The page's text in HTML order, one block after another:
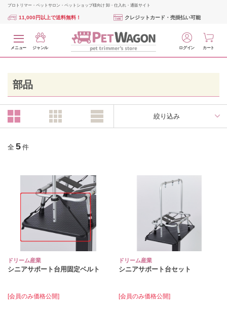
プロトリマー・ペットサロン・ペットショップ様向け 卸・仕入れ・通販サイト
11,000円以上で送料無料！ クレジットカード・売掛払い可能
メニュー ジャンル ログイン カート
部品
絞り込み
全 5 件
ドリーム産業
シニアサポート台用固定ベルト
[会員のみ価格公開]
ドリーム産業
シニアサポート台セット
[会員のみ価格公開]